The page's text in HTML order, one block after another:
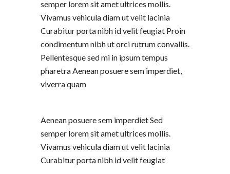
semper lorem sit amet ultrices mollis.
Vivamus vehicula diam ut velit lacinia
Curabitur porta nibh id velit feugiat Proin
condimentum nibh ut orci rutrum convallis.
Pellentesque sed mi in ipsum tempus
pharetra Aenean posuere sem imperdiet,
viverra quam
Aenean posuere sem imperdiet Sed
semper lorem sit amet ultrices mollis.
Vivamus vehicula diam ut velit lacinia
Curabitur porta nibh id velit feugiat